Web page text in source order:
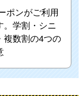
ポンがご利用
。学割・シニ
複数割の4つの